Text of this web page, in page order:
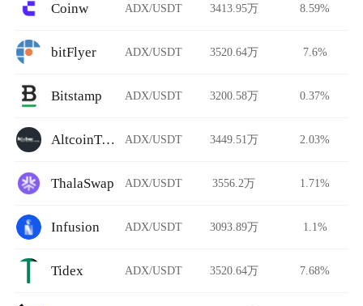
Coinw ADX/USDT 3413.95万 8.59%
bitFlyer ADX/USDT 3520.64万 7.6%
Bitstamp ADX/USDT 3200.58万 0.37%
AltcoinTrader ADX/USDT 3449.51万 2.03%
ThalaSwap ADX/USDT 3556.2万 1.71%
Infusion ADX/USDT 3093.89万 1.1%
Tidex ADX/USDT 3520.64万 7.68%